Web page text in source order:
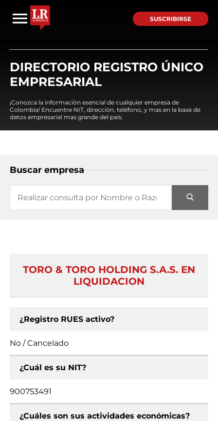
SUSCRIBIRSE
DIRECTORIO REGISTRO ÚNICO
EMPRESARIAL
¡Conozca la información esencial de cualquier empresa de
Colombia! Encuentre NIT, dirección, teléfono, y mas en la base de
datos empresarial mas grande del país.
Buscar empresa
TORO & TORO HOLDING S.A.S. EN
LIQUIDACION
¿Registro RUES activo?
No / Cancelado
¿Cuál es su NIT?
900753491
¿Cuáles son sus actividades económicas?